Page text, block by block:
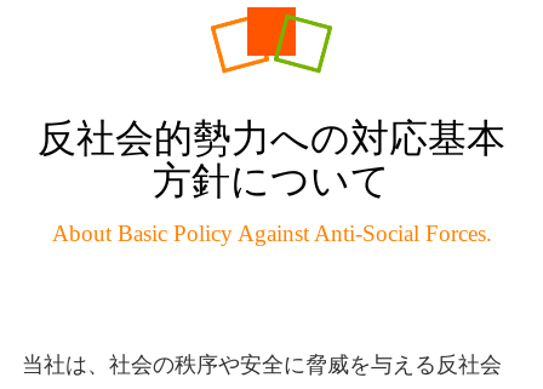
反社会的勢力への対応基本
方針について
About Basic Policy Against Anti-Social Forces.
当社は、社会の秩序や安全に脅威を与える反社会